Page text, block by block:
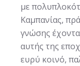
με
Καμπανίας,
γνώσης
αυτής της
ευρύ κοινό,